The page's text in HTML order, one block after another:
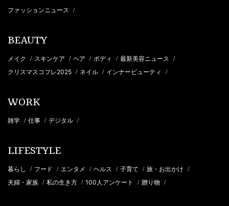
ファッションニュース /
BEAUTY
メイク / スキンケア / ヘア / ボディ / 最新美容ニュース /
クリスマスコフレ2025 / ネイル / インナービューティ /
WORK
雑学 / 仕事 / デジタル /
LIFESTYLE
暮らし / フード / エンタメ / ヘルス / 子育て / 旅・お出かけ /
夫婦・家族 / 私の生き方 / 100人アンケート / 贈り物 /